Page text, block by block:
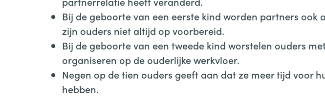
Bij de geboorte van een eerste kind worden partners ook
zijn ouders niet altijd op voorbereid.
Bij de geboorte van een tweede kind worstelen ouders
organiseren op de ouderlijke werkvloer.
Negen op de tien ouders geeft aan dat ze meer tijd voor
hebben.